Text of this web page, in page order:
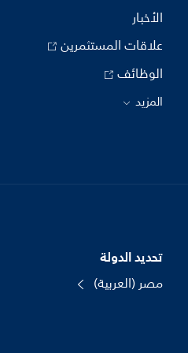
الأخبار
علاقات المستثمرين
الوظائف
المزيد
تحديد الدولة
مصر (العربية)